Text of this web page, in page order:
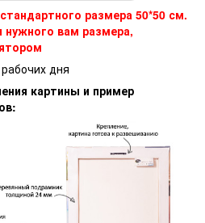
размера 50*50 см.
вам размера,
дня
картины и пример